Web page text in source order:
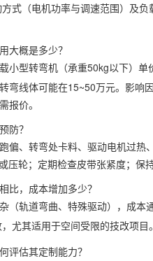
方式（电机功率与调速范围）及
大概是多少？
小型转弯机（承重50kg以下）单
弯线体可能在15~50万元。影响
报价。
防？
偏、转弯处卡料、驱动电机过热
压轮；定期检查皮带张紧度；保
比，成本增加多少？
（轨道弯曲、特殊驱动），成本
尤其适用于空间受限的技改项目。
评估其定制能力？